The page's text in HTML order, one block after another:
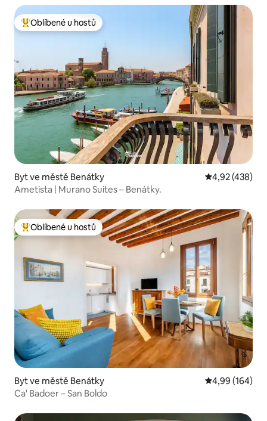
Nejlepší v kategorii Oblíbené u hostů
Oblíbené u hostů
Byt ve městě Benátky Průměrné
4,92 (438)
Ametista | Murano Suites – Benátky.
Nejlepší v kategorii Oblíbené u hostů
Oblíbené u hostů
Byt ve městě Benátky Průměrné
4,99 (164)
Ca' Badoer – San Boldo